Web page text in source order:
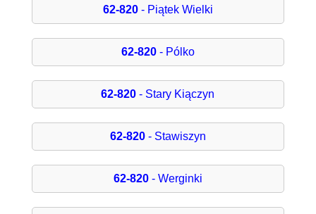
62-820- Piątek Wielki
62-820- Pólko
62-820 - Stary Kiączyn
62-820- Stawiszyn
62-820- Werginki